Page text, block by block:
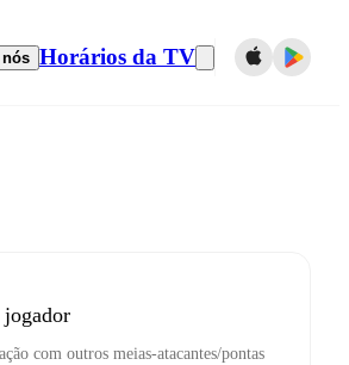
Horários da TV
jogador
com outros meias-atacantes/pontas